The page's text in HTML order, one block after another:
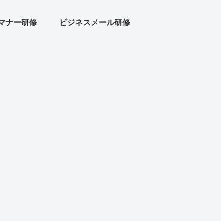
ナー研修 ビジネスメール研修